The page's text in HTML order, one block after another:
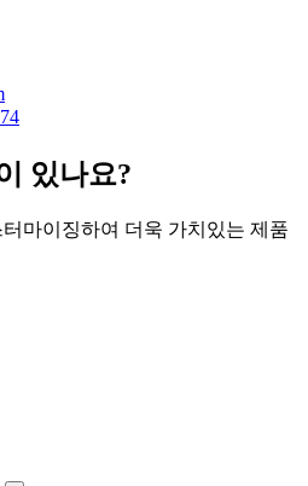
있나요?
마이징하여 더욱 가치있는 제품